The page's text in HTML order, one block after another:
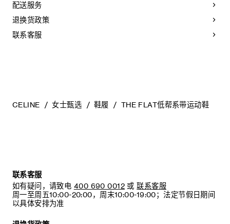
系带鞋
皮革内底
橡胶外底
意大利制造
编号：366645480C.24NO
泽。为了让您的鞋履历久弥新，我们建议您遵循以下保养方
法：
- 避免接触水、油、香水和化妆品。如果鞋子不慎沾湿，请使用
擦拭皮革，微湿时可擦拭织物面料。
配送服务
退换货政策
联系客服
CELINE 女士甄选 鞋履 THE FLAT低帮系带运动鞋
联系客服
如有疑问，请致电 400 690 0012 或 联系客服
周一至周五10:00-20:00，周末10:00-19:00；法定节假日期间
以具体安排为准